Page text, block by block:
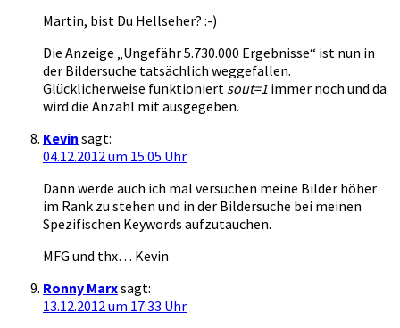
Martin, bist Du Hellseher? :-)
Die Anzeige „Ungefähr 5.730.000 Ergebnisse“ ist nun in
der Bildersuche tatsächlich weggefallen.
Glücklicherweise funktioniert sout=1 immer noch und da
wird die Anzahl mit ausgegeben.
Kevin sagt:
04.12.2012 um 15:05 Uhr
Dann werde auch ich mal versuchen meine Bilder höher
im Rank zu stehen und in der Bildersuche bei meinen
Spezifischen Keywords aufzutauchen.
MFG und thx… Kevin
Ronny Marxsagt:
13.12.2012 um 17:33 Uhr